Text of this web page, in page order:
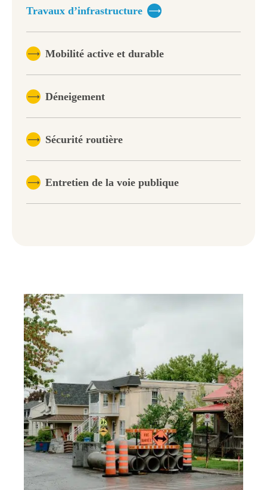
Travaux d’infrastructure
Mobilité active et durable
Déneigement
Sécurité routière
Entretien de la voie publique